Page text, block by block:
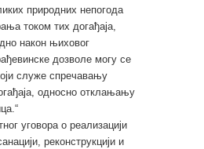
природних непогода
током тих догађаја,
након њиховог
дозволе могу се
служе спречавању
односно отклањању
уговора о реализацији
реконструкцији и